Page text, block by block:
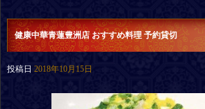
健康中華青蓮豊洲店 おすすめ料理 予約貸切
投稿日 2018年10月15日